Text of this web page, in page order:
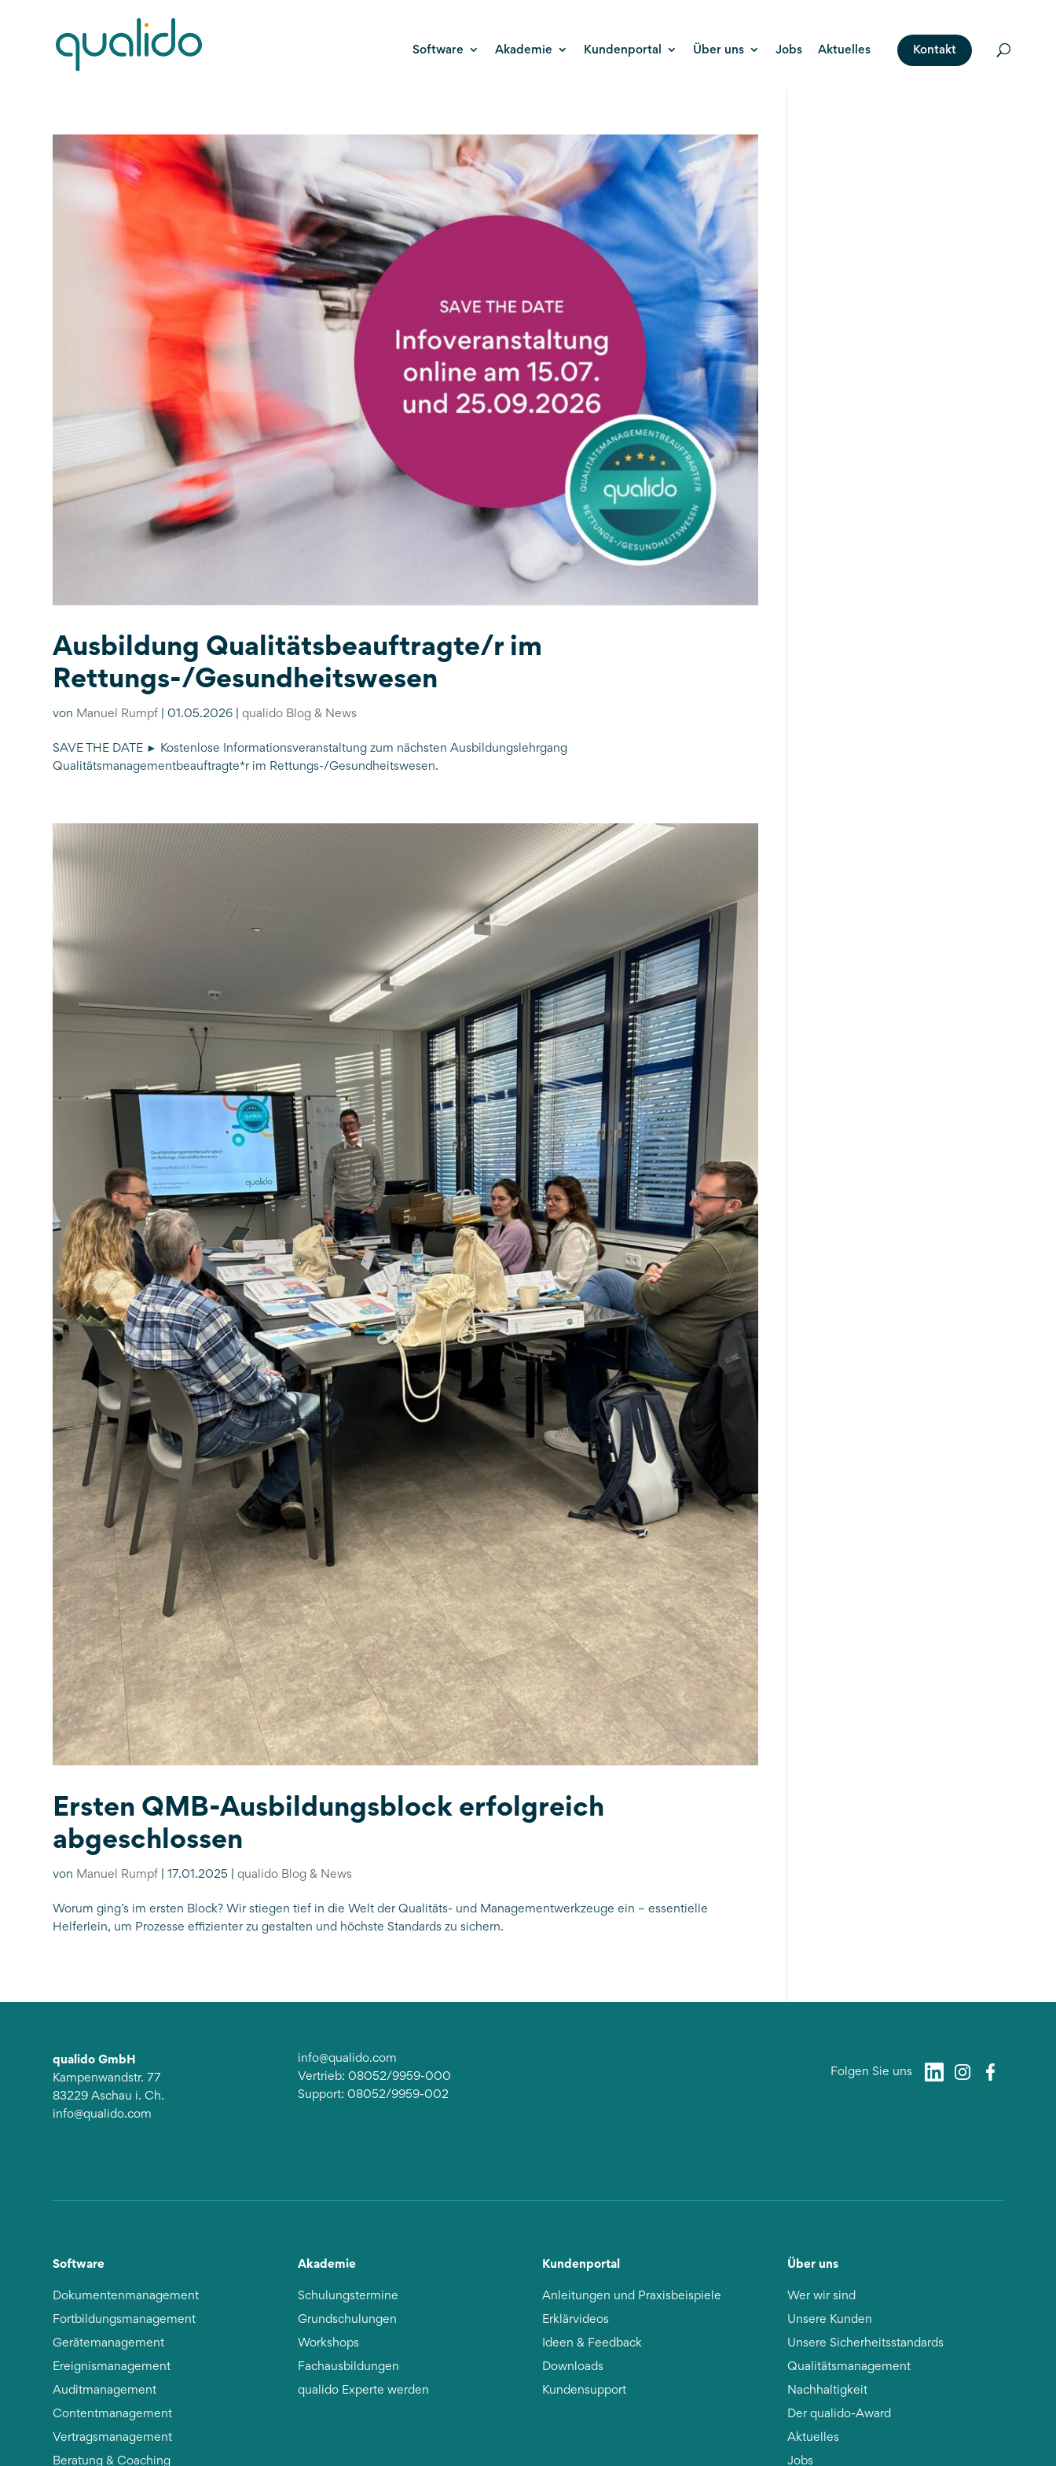
Software Akademie Kundenportal Über uns Jobs Aktuelles Kontakt
Ausbildung Qualitätsbeauftragte/r im
Rettungs-/Gesundheitswesen
von Manuel Rumpf |01.05.2026 |qualido Blog & News
SAVE THE DATE ► Kostenlose Informationsveranstaltung zum nächsten Ausbildungslehrgang
Qualitätsmanagementbeauftragte*r im Rettungs-/Gesundheitswesen.
Ersten QMB-Ausbildungsblock erfolgreich
abgeschlossen
von Manuel Rumpf |17.01.2025 |qualido Blog & News
Worum ging’s im ersten Block? Wir stiegen tief in die Welt der Qualitäts- und Managementwerkzeuge ein – essentielle
Helferlein, um Prozesse effizienter zu gestalten und höchste Standards zu sichern.
qualido GmbH
Kampenwandstr. 77
83229 Aschau i. Ch.
info@qualido.com
info@qualido.com
Vertrieb: 08052/9959-000
Support: 08052/9959-002
Folgen Sie uns
Software
Dokumentenmanagement
Fortbildungsmanagement
Gerätemanagement
Ereignismanagement
Auditmanagement
Contentmanagement
Vertragsmanagement
Beratung & Coaching
Akademie
Schulungstermine
Grundschulungen
Workshops
Fachausbildungen
qualido Experte werden
Kundenportal
Anleitungen und Praxisbeispiele
Erklärvideos
Ideen & Feedback
Downloads
Kundensupport
Über uns
Wer wir sind
Unsere Kunden
Unsere Sicherheitsstandards
Qualitätsmanagement
Nachhaltigkeit
Der qualido-Award
Aktuelles
Jobs